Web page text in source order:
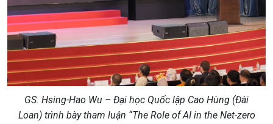
GS. Hsing-Hao Wu – Đại học Quốc lập Cao Hùng (Đài
Loan)trình bày tham luận “The Role of AI in the Net-zero